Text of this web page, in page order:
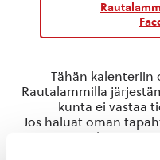
Tähän
Rautalammilla
kunta ei vastaa
Jos haluat oman
jätä tapahtuman